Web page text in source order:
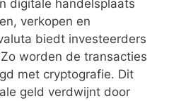
digitale handelsplaats
verkopen en
biedt investeerders
worden de transacties
met cryptografie. Dit
geld verdwijnt door